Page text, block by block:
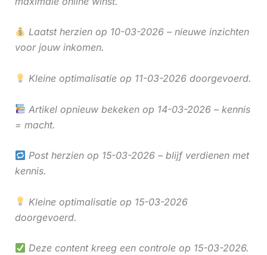
Laatst herzien op 10-03-2026 – nieuwe inzichten
voor jouw inkomen.
Kleine optimalisatie op 11-03-2026 doorgevoerd.
Artikel opnieuw bekeken op 14-03-2026 – kennis
= macht.
Post herzien op 15-03-2026 – blijf verdienen met
kennis.
Kleine optimalisatie op 15-03-2026
doorgevoerd.
Deze content kreeg een controle op 15-03-2026.